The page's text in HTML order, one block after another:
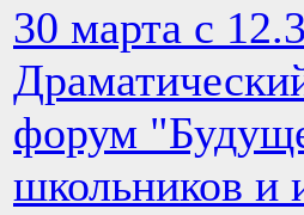
30 марта с
форум
школьников и